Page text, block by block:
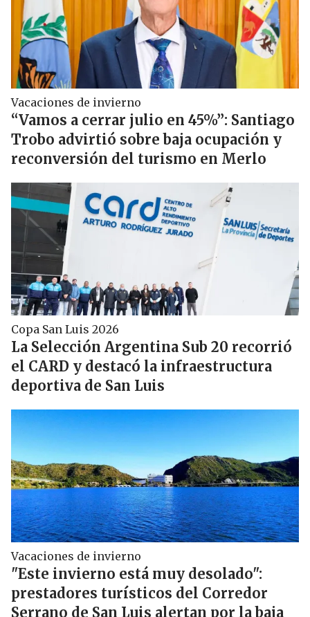
Vacaciones de invierno
“Vamos a cerrar julio en 45%”: Santiago
Trobo advirtió sobre baja ocupación y
reconversión del turismo en Merlo
Copa San Luis 2026
La Selección Argentina Sub 20 recorrió
el CARD y destacó la infraestructura
deportiva de San Luis
Vacaciones de invierno
"Este invierno está muy desolado":
prestadores turísticos del Corredor
Serrano de San Luis alertan por la baja